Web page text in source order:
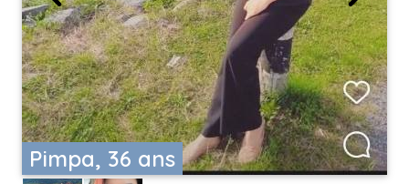
Pimpa, 36 ans